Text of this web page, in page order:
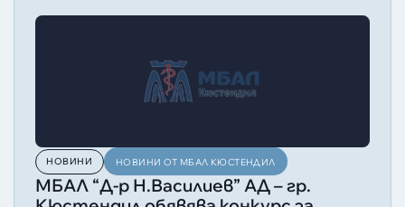
НОВИНИ НОВИНИ ОТ МБАЛ КЮСТЕНДИЛ
МБАЛ “Д-р Н.Василиев” АД – гр.